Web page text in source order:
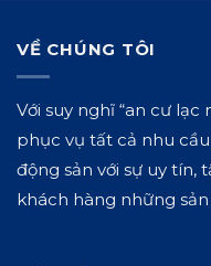
VỀ CHÚNG TÔI
Với suy nghĩ “an cư lạc
phục vụ tất cả nhu
động sản với sự uy
khách hàng những